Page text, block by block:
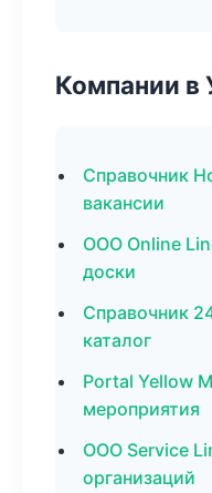
Компании в
Справочник
вакансии
ООО Online
доски
Справочник
каталог
Portal Yellow
мероприятия
ООО Service
организаций